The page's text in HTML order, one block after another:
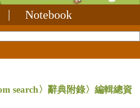
Notebook
search〉辭典附錄〉編輯總資